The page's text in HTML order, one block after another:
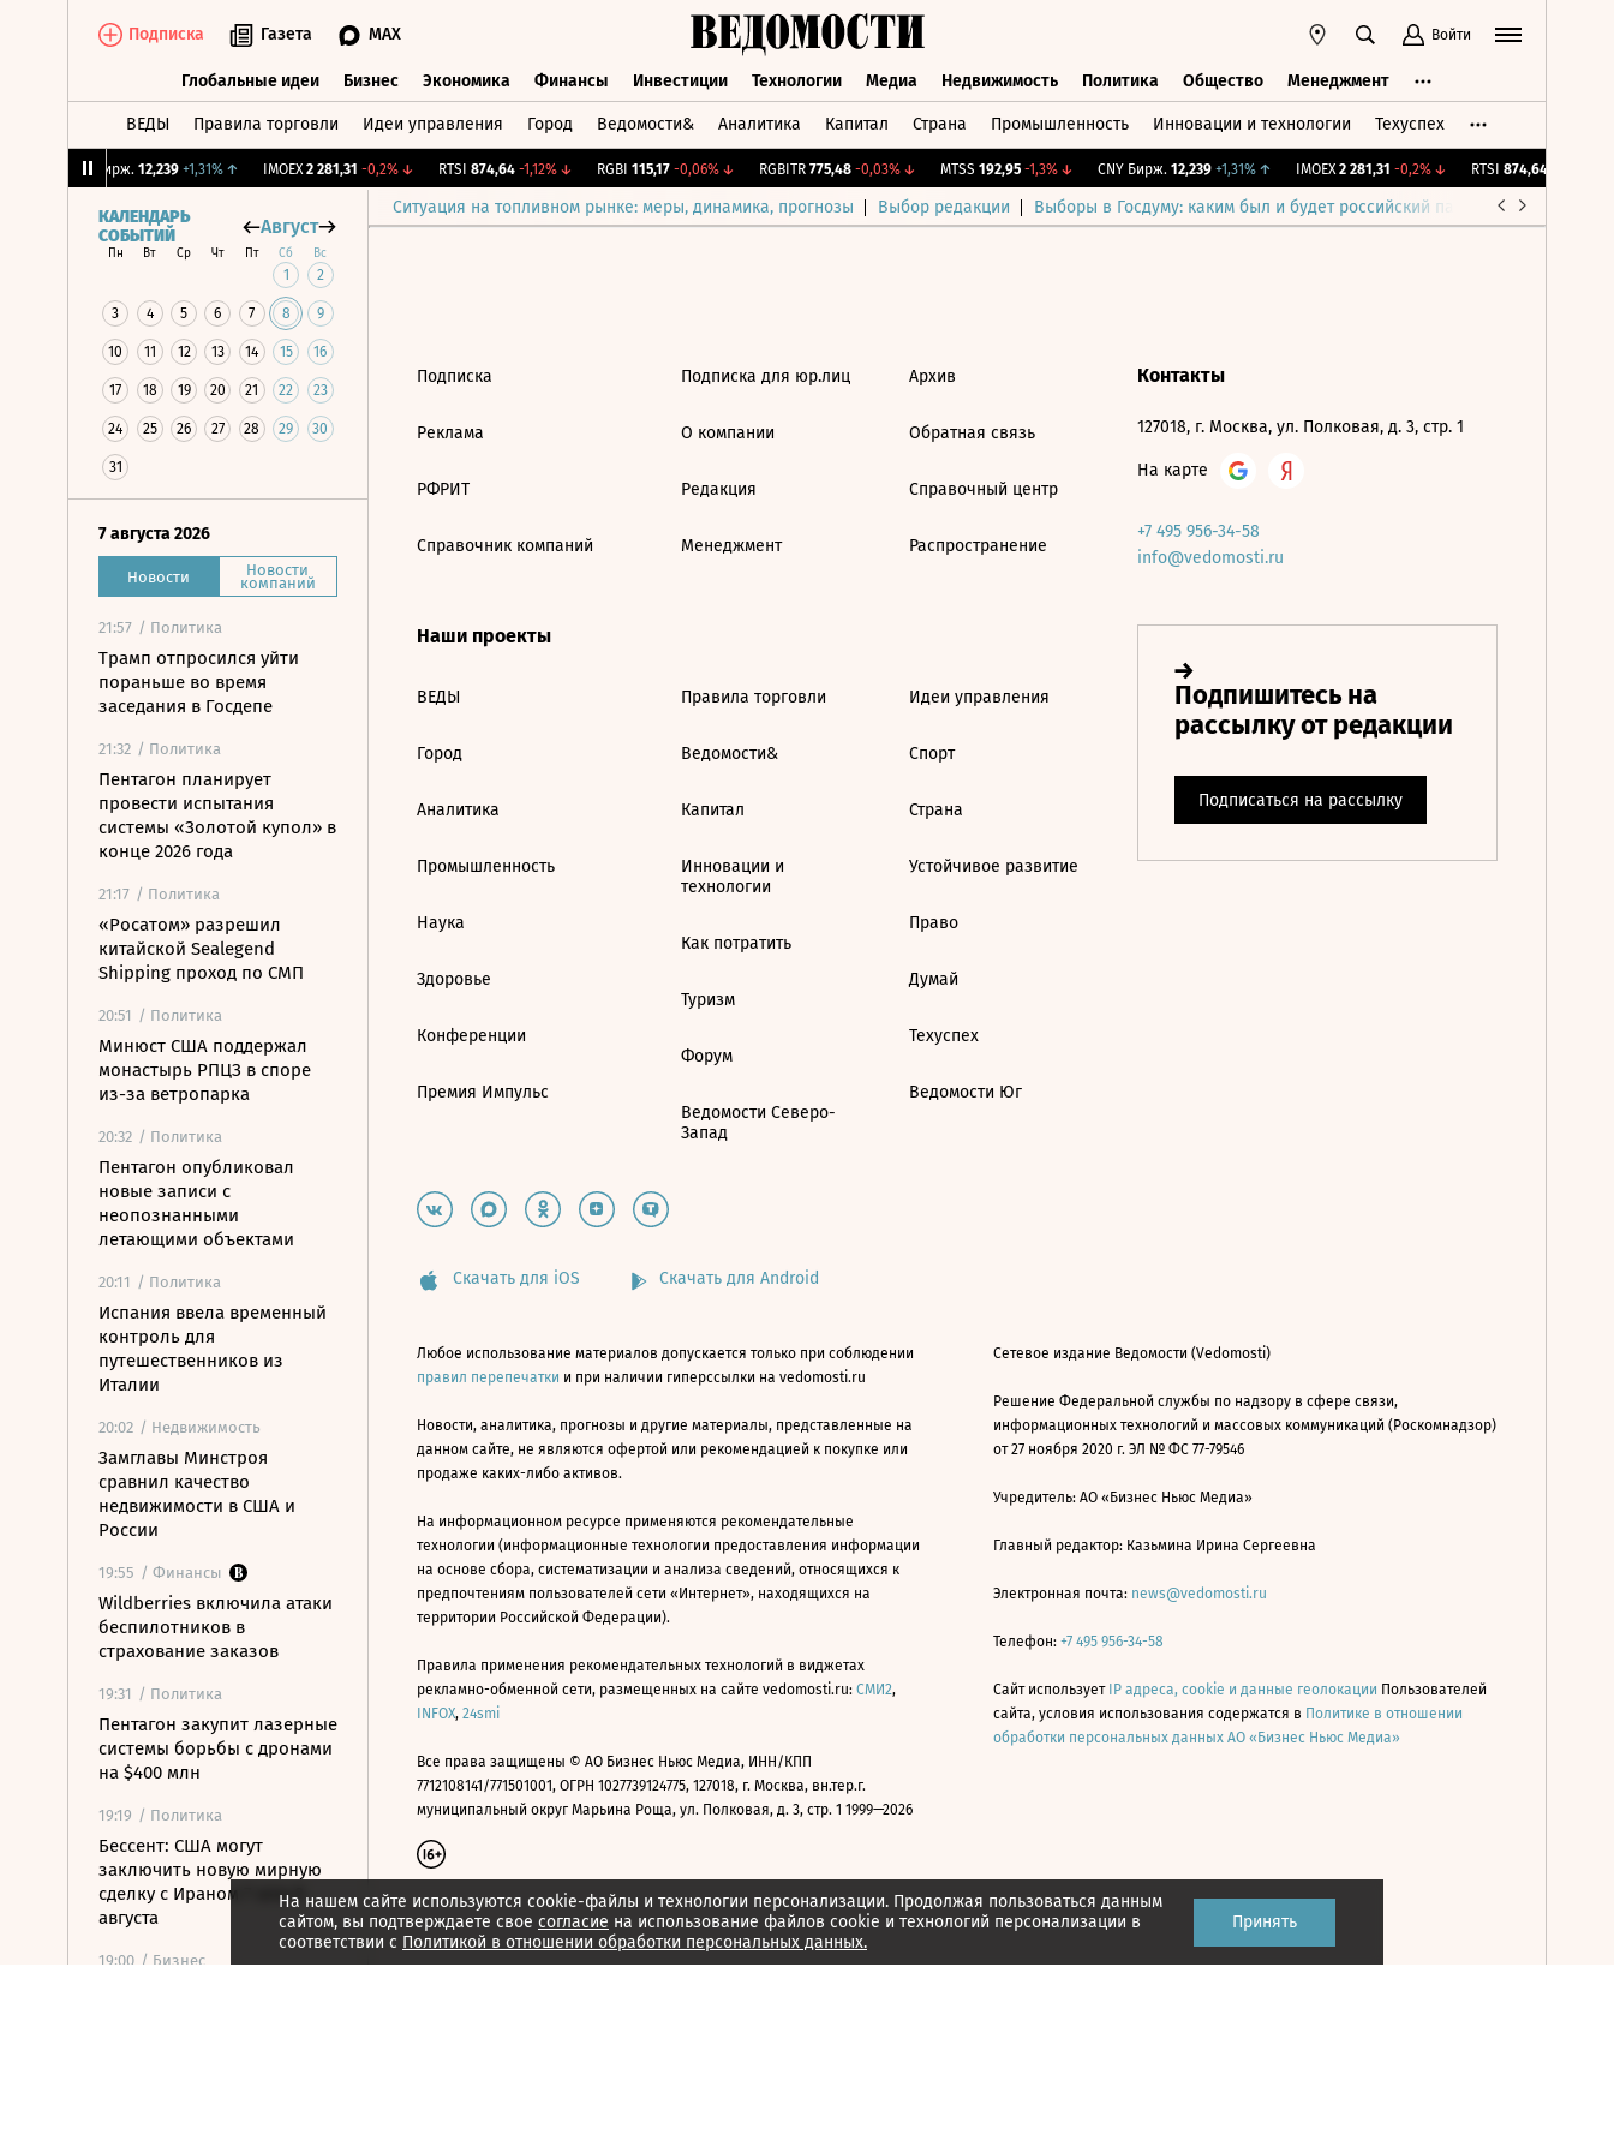
Подписка Газета MAX Войти
Глобальные идеи Бизнес Экономика Финансы Инвестиции Технологии Медиа Недвижимость Политика Общество Менеджмент
ВЕДЫ Правила торговли Идеи управления Город Ведомости& Аналитика Капитал Страна Промышленность Инновации и технологии Техуспех
CNY Бирж. 12,239 +1,31%↑ IMOEX 2 281,31 -0,2%↓ RTSI 874,64 -1,12%↓ RGBI 115,17 -0,06%↓ RGBITR 775,48 -0,03%↓ MTSS 192,95 -1,3%↓ CNY Бирж. 12,239 +1,31%↑ IMOEX 2 281,31 -0,2%↓ RTSI 874,64 -1,12%
Ситуация на топливном рынке: меры, динамика, прогнозы Выбор редакции Выборы в Госдуму: каким был и будет российский парламент
КАЛЕНДАРЬ
СОБЫТИЙ
Август
Пн Вт Ср Чт Пт Сб Вс
1 2
3 4 5 6 7 8 9
10 11 12 13 14 15 16
17 18 19 20 21 22 23
24 25 26 27 28 29 30
31
7 августа 2026
Новости Новости
компаний
21:57 / Политика
Трамп отпросился уйти
пораньше во время
заседания в Госдепе
21:32 / Политика
Пентагон планирует
провести испытания
системы «Золотой купол» в
конце 2026 года
21:17 / Политика
«Росатом» разрешил
китайской Sealegend
Shipping проход по СМП
20:51 / Политика
Минюст США поддержал
монастырь РПЦЗ в споре
из-за ветропарка
20:32 / Политика
Пентагон опубликовал
новые записи с
неопознанными
летающими объектами
20:11 / Политика
Испания ввела временный
контроль для
путешественников из
Италии
20:02 / Недвижимость
Замглавы Минстроя
сравнил качество
недвижимости в США и
России
19:55 / Финансы
Wildberries включила атаки
беспилотников в
страхование заказов
19:31 / Политика
Пентагон закупит лазерные
системы борьбы с дронами
на $400 млн
19:19 / Политика
Бессент: США могут
заключить новую мирную
сделку с Ираном 7 или 8
августа
19:00 / Бизнес
На нашем сайте используются cookie-файлы и технологии персонализации. Продолжая пользоваться данным
сайтом, вы подтверждаете свое согласие на использование файлов cookie и технологий персонализации в
соответствии с Политикой в отношении обработки персональных данных.
Принять
Подписка
Реклама
РФРИТ
Справочник компаний
Подписка для юр.лиц
О компании
Редакция
Менеджмент
Архив
Обратная связь
Справочный центр
Распространение
Наши проекты
ВЕДЫ
Город
Аналитика
Промышленность
Наука
Здоровье
Конференции
Премия Импульс
Правила торговли
Ведомости&
Капитал
Инновации и
технологии
Как потратить
Туризм
Форум
Ведомости Северо-
Запад
Идеи управления
Спорт
Страна
Устойчивое развитие
Право
Думай
Техуспех
Ведомости Юг
Контакты
127018, г. Москва, ул. Полковая, д. 3, стр. 1
На карте
+7 495 956-34-58
info@vedomosti.ru
Скачать для iOS Скачать для Android
Любое использование материалов допускается только при соблюдении
правил перепечатки и при наличии гиперссылки на vedomosti.ru
Новости, аналитика, прогнозы и другие материалы, представленные на
данном сайте, не являются офертой или рекомендацией к покупке или
продаже каких-либо активов.
На информационном ресурсе применяются рекомендательные
технологии (информационные технологии предоставления информации
на основе сбора, систематизации и анализа сведений, относящихся к
предпочтениям пользователей сети «Интернет», находящихся на
территории Российской Федерации).
Правила применения рекомендательных технологий в виджетах
рекламно-обменной сети, размещенных на сайте vedomosti.ru: СМИ2,
INFOX, 24smi
Все права защищены © АО Бизнес Ньюс Медиа, ИНН/КПП
7712108141/771501001, ОГРН 1027739124775, 127018, г. Москва, вн.тер.г.
муниципальный округ Марьина Роща, ул. Полковая, д. 3, стр. 1 1999—2026
Сетевое издание Ведомости (Vedomosti)
Решение Федеральной службы по надзору в сфере связи,
информационных технологий и массовых коммуникаций (Роскомнадзор)
от 27 ноября 2020 г. ЭЛ № ФС 77-79546
Учредитель: АО «Бизнес Ньюс Медиа»
Главный редактор: Казьмина Ирина Сергеевна
Электронная почта: news@vedomosti.ru
Телефон: +7 495 956-34-58
Сайт использует IP адреса, cookie и данные геолокации Пользователей
сайта, условия использования содержатся в Политике в отношении
обработки персональных данных АО «Бизнес Ньюс Медиа»